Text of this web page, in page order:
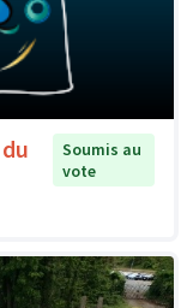
Soumis au
vote